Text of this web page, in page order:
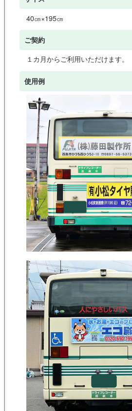
40㎝×195㎝
ご契約
１カ月からご利用いただけます。
使用例